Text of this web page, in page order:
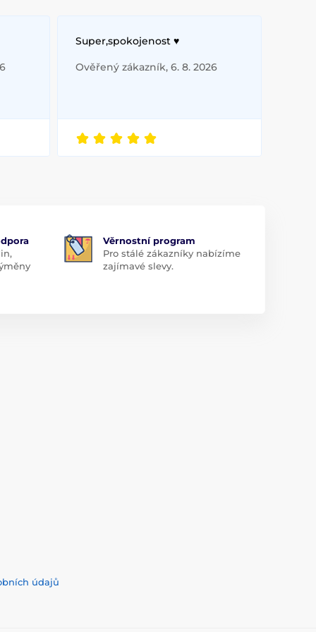
Super,spokojenost ♥️
Ověřený zákazník, 6. 8. 2026
Věrnostní program
Pro stálé zákazníky nabízíme
zajímavé slevy.
údajů